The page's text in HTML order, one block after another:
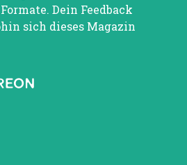
Dein Feedback
sich dieses Magazin